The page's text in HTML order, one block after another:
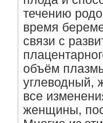
течению
время
связи с
объём
углеводный,
все
женщины,